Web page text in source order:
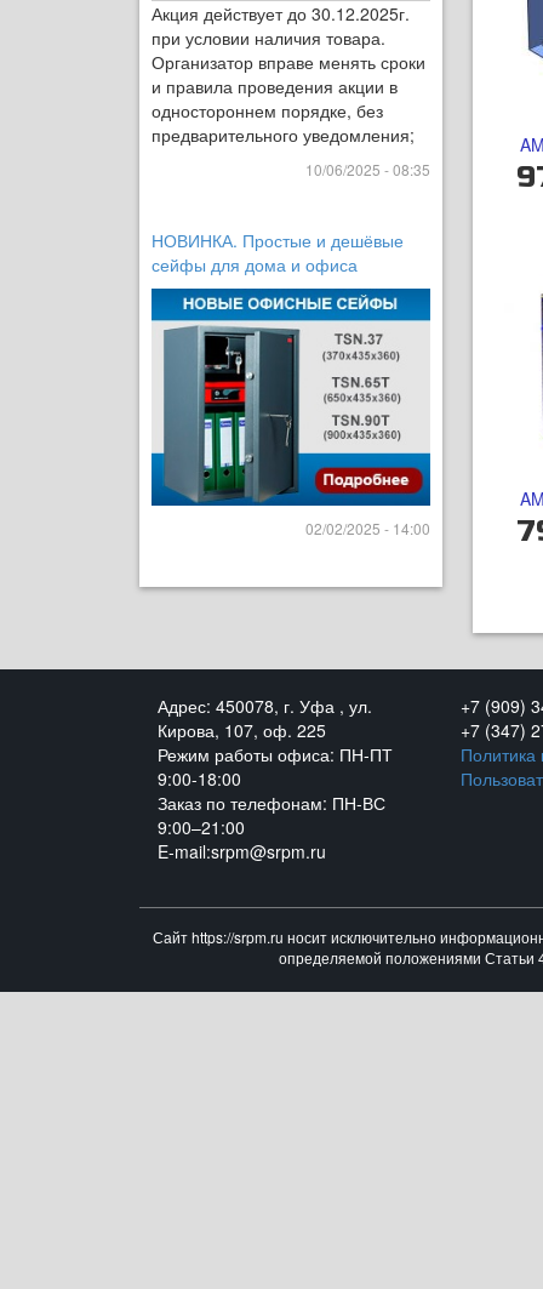
Акция действует до 30.12.2025г.
при условии наличия товара.
Организатор вправе менять сроки
и правила проведения акции в
одностороннем порядке, без
предварительного уведомления;
10/06/2025 - 08:35
НОВИНКА. Простые и дешёвые
сейфы для дома и офиса
02/02/2025 - 14:00
Адрес: 450078, г. Уфа , ул.
Кирова, 107, оф. 225
Режим работы офиса: ПН-ПТ
9:00-18:00
Заказ по телефонам: ПН-ВС
9:00–21:00
E-mail:srpm@srpm.ru
+7 (909)
+7 (347)
Сайт https://srpm.ru носит исключительно
определяемой положениями Статьи